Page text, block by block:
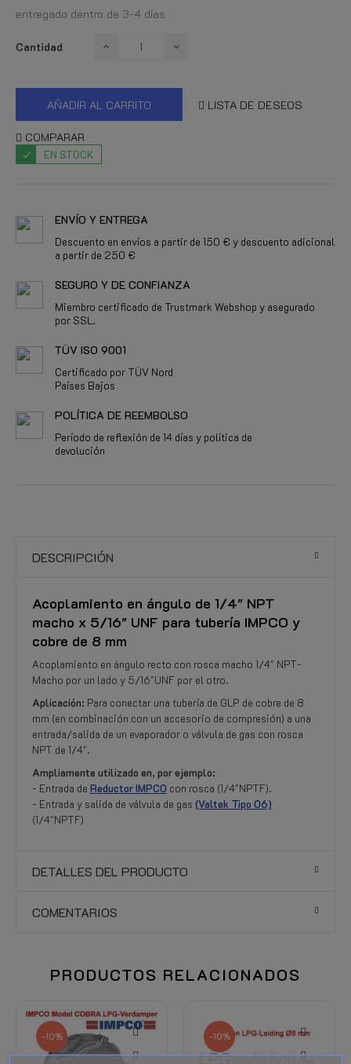
entregado dentro de 3-4 días
Cantidad
AÑADIR AL CARRITO LISTA DE DESEOS
COMPARAR
EN STOCK
ENVÍO Y ENTREGA
Descuento en envíos a partir de 150 € y descuento adicional
a partir de 250 €
SEGURO Y DE CONFIANZA
Miembro certificado de Trustmark Webshop y asegurado
por SSL.
TÜV ISO 9001
Certificado por TÜV Nord
Países Bajos
POLÍTICA DE REEMBOLSO
Período de reflexión de 14 días y política de
devolución
DESCRIPCIÓN
Acoplamiento en ángulo de 1/4" NPT
macho x 5/16" UNF para tubería IMPCO y
cobre de 8 mm
Acoplamiento en ángulo recto con rosca macho 1/4" NPT-
Macho por un lado y 5/16"UNF por el otro.
Aplicación: Para conectar una tubería de GLP de cobre de 8
mm (en combinación con un accesorio de compresión) a una
entrada/salida de un evaporador o válvula de gas con rosca
NPT de 1/4".
Ampliamente utilizado en, por ejemplo:
- Entrada de Reductor IMPCO con rosca (1/4"NPTF).
- Entrada y salida de válvula de gas (Valtek Tipo 06)
(1/4"NPTF)
DETALLES DEL PRODUCTO
COMENTARIOS
PRODUCTOS RELACIONADOS
-10% -10%